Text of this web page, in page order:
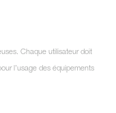
Chaque utilisateur doit
l’usage des équipements